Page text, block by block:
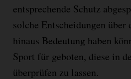
entsprechende Schutz
solche Entscheidungen
hinaus Bedeutung haben
Sport für geboten, diese in
überprüfen zu lassen.